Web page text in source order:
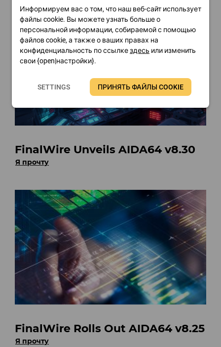
FinalWire Unveils AIDA64 v8.30
Я прочту
FinalWire Rolls Out AIDA64 v8.25
Я прочту
Информируем вас о том, что наш веб-сайт использует
файлы cookie. Вы можете узнать больше о
персональной информации, собираемой с помощью
файлов cookie, а также о ваших правах на
конфиденциальность по ссылкездесь или изменить
свои {open|настройки}.
SETTINGS ПРИНЯТЬ ФАЙЛЫ COOKIE